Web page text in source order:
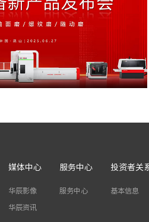
媒体中心
华辰影像
华辰资讯
服务中心
服务中心
投资者关
基本信息